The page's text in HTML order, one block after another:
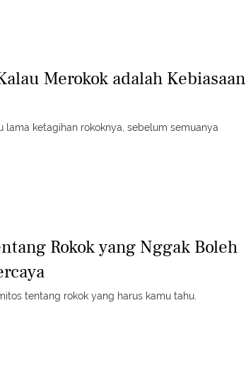
Merokok adalah Kebiasaan
lama ketagihan rokoknya, sebelum semuanya
Rokok yang Nggak Boleh
tentang rokok yang harus kamu tahu.